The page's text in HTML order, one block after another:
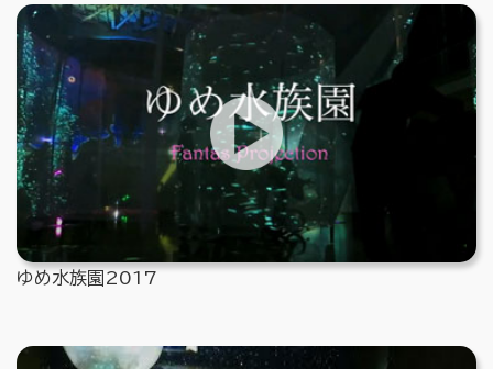
ゆめ水族園2017